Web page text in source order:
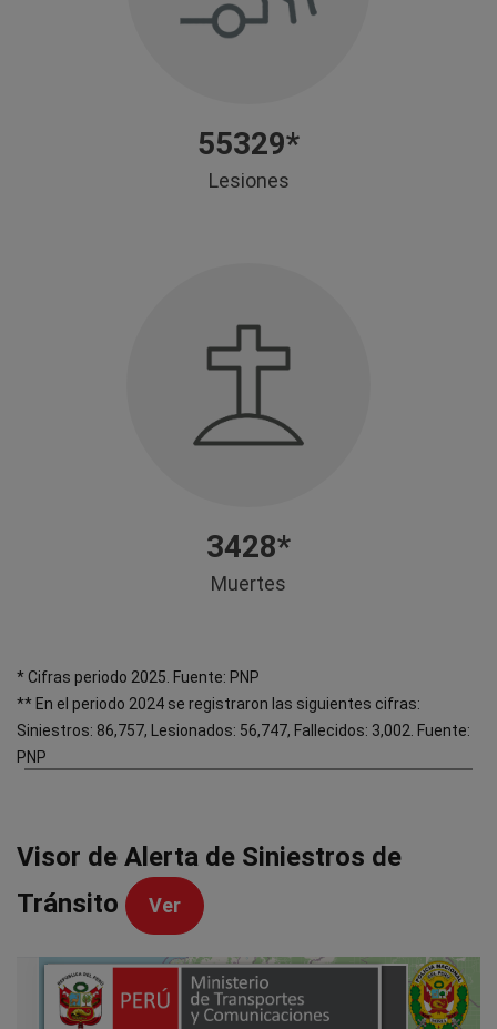
55329*
Lesiones
3428*
Muertes
* Cifras periodo 2025. Fuente: PNP
** En el periodo 2024 se registraron las siguientes cifras:
Siniestros: 86,757, Lesionados: 56,747, Fallecidos: 3,002. Fuente:
PNP
Visor de Alerta de Siniestros de
Tránsito
Ver